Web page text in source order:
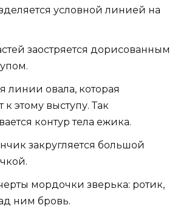
условной линией на
заостряется дорисованным
линии овала, которая
этому выступу. Так
контур тела ежика.
закругляется большой
мордочки зверька: ротик,
ним бровь.